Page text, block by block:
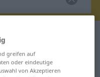
für
greifen auf
oder eindeutige
von Akzeptieren